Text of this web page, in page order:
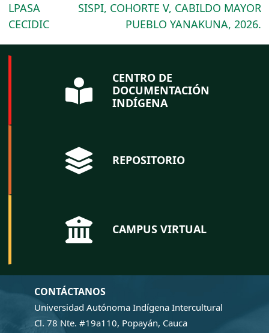
LPASA
CECIDIC
SISPI, COHORTE V, CABILDO MAYOR
PUEBLO YANAKUNA, 2026.
CENTRO DE
DOCUMENTACIÓN
INDÍGENA
REPOSITORIO
CAMPUS VIRTUAL
CONTÁCTANOS
Universidad Autónoma Indígena Intercultural
Cl. 78 Nte. #19a110, Popayán, Cauca